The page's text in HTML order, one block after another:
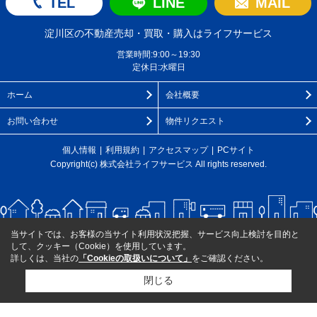
淀川区の不動産売却・買取・購入はライフサービス
営業時間:9:00～19:30
定休日:水曜日
ホーム 会社概要
お問い合わせ 物件リクエスト
個人情報 利用規約 アクセスマップ
PCサイト
Copyright(c) 株式会社ライフサービス All rights reserved.
当サイトでは、お客様の当サイト利用状況把握、サービス向上検討を目的と
して、クッキー（Cookie）を使用しています。
詳しくは、当社の 「Cookieの取扱いについて」 をご確認ください。
閉じる